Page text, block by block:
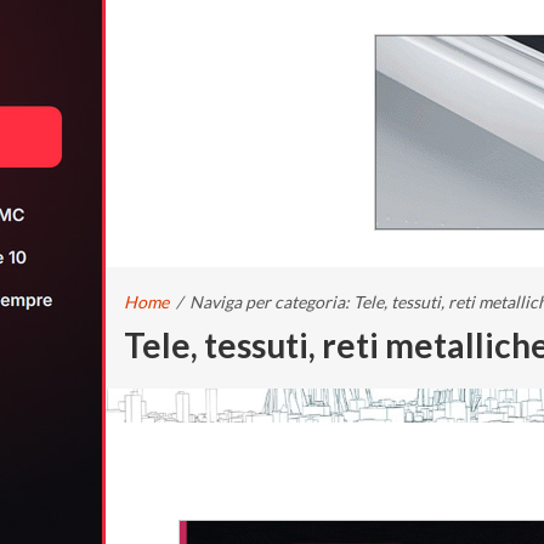
Home / Naviga per categoria: Tele, tessuti, reti
Tele, tessuti, reti